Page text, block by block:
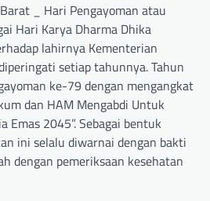
_ Hari Pengayoman atau
Hari Karya Dharma Dhika
lahirnya Kementerian
setiap tahunnya. Tahun
ke-79 dengan mengangkat
dan HAM Mengabdi Untuk
Emas 2045”. Sebagai bentuk
ini selalu diwarnai dengan bakti
dengan pemeriksaan kesehatan